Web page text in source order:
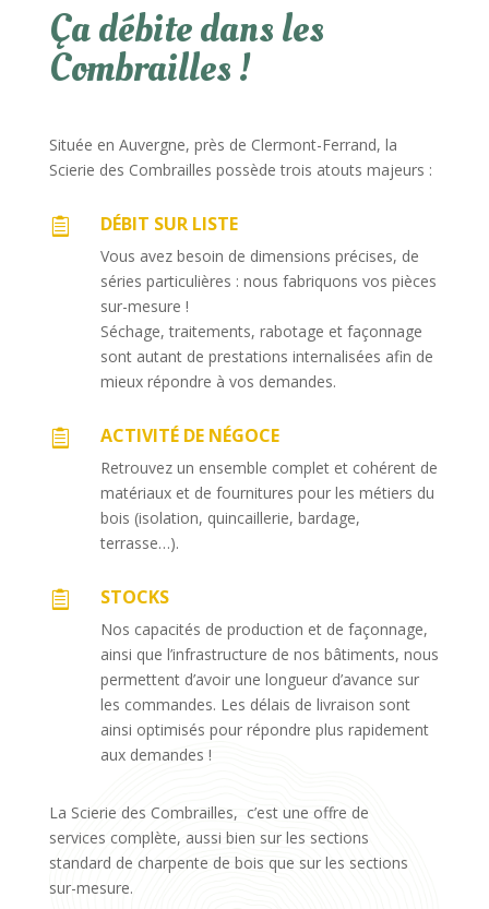
Ça débite dans les
Combrailles !
Située en Auvergne, près de Clermont-Ferrand, la
Scierie des Combrailles possède trois atouts majeurs :
 DÉBIT SUR LISTE
Vous avez besoin de dimensions précises, de
séries particulières : nous fabriquons vos pièces
sur-mesure !
Séchage, traitements, rabotage et façonnage
sont autant de prestations internalisées afin de
mieux répondre à vos demandes.
 ACTIVITÉ DE NÉGOCE
Retrouvez un ensemble complet et cohérent de
matériaux et de fournitures pour les métiers du
bois (isolation, quincaillerie, bardage,
terrasse…).
 STOCKS
Nos capacités de production et de façonnage,
ainsi que l’infrastructure de nos bâtiments, nous
permettent d’avoir une longueur d’avance sur
les commandes. Les délais de livraison sont
ainsi optimisés pour répondre plus rapidement
aux demandes !
La Scierie des Combrailles, c’est une offre de
services complète, aussi bien sur les sections
standard de charpente de bois que sur les sections
sur-mesure.